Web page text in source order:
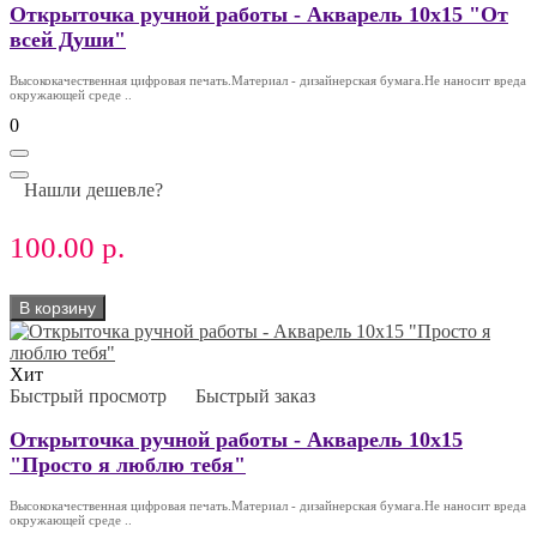
Открыточка ручной работы - Акварель 10х15 "От
всей Души"
Высококачественная цифровая печать.Материал - дизайнерская бумага.Не наносит вреда
окружающей среде ..
0
Нашли дешевле?
100.00 р.
В корзину
Хит
Быстрый просмотр
Быстрый заказ
Открыточка ручной работы - Акварель 10х15
"Просто я люблю тебя"
Высококачественная цифровая печать.Материал - дизайнерская бумага.Не наносит вреда
окружающей среде ..